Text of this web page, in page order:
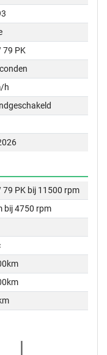
79 PK
h
79 PK bij 11500 rpm
bij 4750 rpm